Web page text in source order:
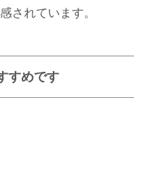
されています。
すめです